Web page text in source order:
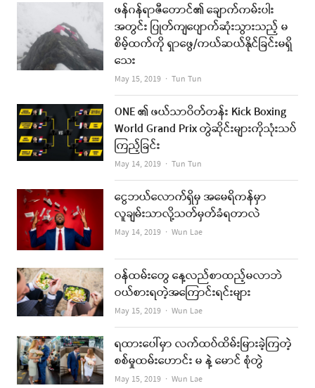
ဖန်ဂန်ရာဇီတောင်၏ ချောက်ကမ်းပါး
အတွင်း ပြုတ်ကျပျောက်ဆုံးသွားသည့် မ
စိမ့်ထက်ကို ရှာဖွေ/ကယ်ဆယ်နိုင်ခြင်းမရှိ
သေး
May 15, 2019 Author
Tun Tun
ONE ၏ ဖယ်သာဝိတ်တန်း Kick Boxing
World Grand Prix တွဲဆိုင်းများကိုသုံးသပ်
ကြည့်ခြင်း
May 14, 2019 Author
Tun Tun
ငွေဘယ်လောက်ရှိမှ အမေရိကန်မှာ
လူချမ်းသာလို့သတ်မှတ်ခံရတာလဲ
May 14, 2019 Author
Wun Lae
ဝန်ထမ်းတွေ နေ့လည်စာထည့်မလာဘဲ
ဝယ်စားရတဲ့အကြောင်းရင်းများ
May 15, 2019 Author
Wun Lae
ရထားပေါ်မှာ လက်ထပ်ထိမ်းမြားခဲ့ကြတဲ့
စစ်မှုထမ်းဟောင်း မ နဲ့ မောင် စုံတွဲ
May 15, 2019 Author
Wun Lae